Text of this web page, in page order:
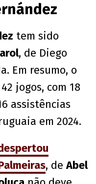
tem sido
, de Diego
Em resumo, o
jogos, com 18
assistências
em 2024.
, deAbel